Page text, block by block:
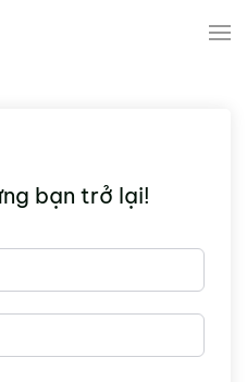
bạn trở lại!